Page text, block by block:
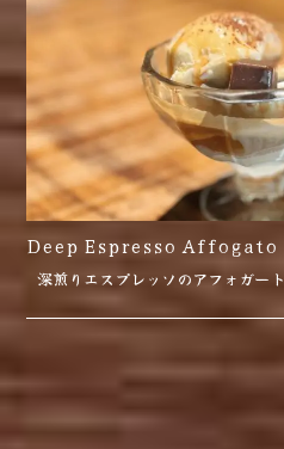
Deep Espresso Affogato
深煎りエスプレッソのアフォガート